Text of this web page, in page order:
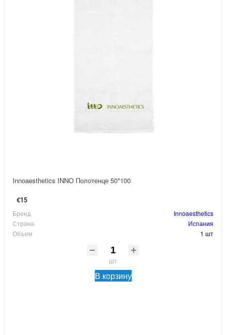
Innoaesthetics INNO Полотенце 50*100
€15
Бренд
Innoaesthetics
Страна
Испания
Объем
1 шт
шт
В корзину